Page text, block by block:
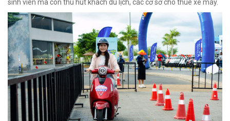
sinh viên mà còn thu hút khách du lịch, các cơ sở cho thuê xe máy.